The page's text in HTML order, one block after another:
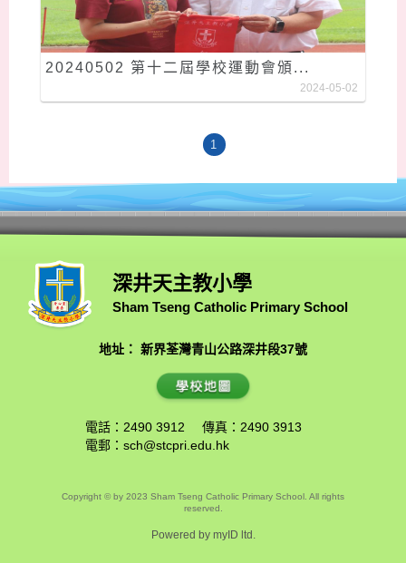
20240502 第十二屆學校運動會頒...
2024-05-02
1
深井天主教小學
Sham Tseng Catholic Primary School
地址： 新界荃灣青山公路深井段37號
電話：2490 3912
傳真：2490 3913
電郵： sch@stcpri.edu.hk
Copyright © by 2023 Sham Tseng Catholic Primary School. All rights
reserved.
Powered by myID ltd.